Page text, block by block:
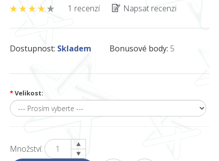
1 recenzí Napsat recenzi
Dostupnost: Skladem Bonusové body: 5
*Velikost:
Množství: